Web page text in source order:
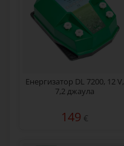
Енергизатор DL 7200, 12 V,
7,2 джаула
149 €